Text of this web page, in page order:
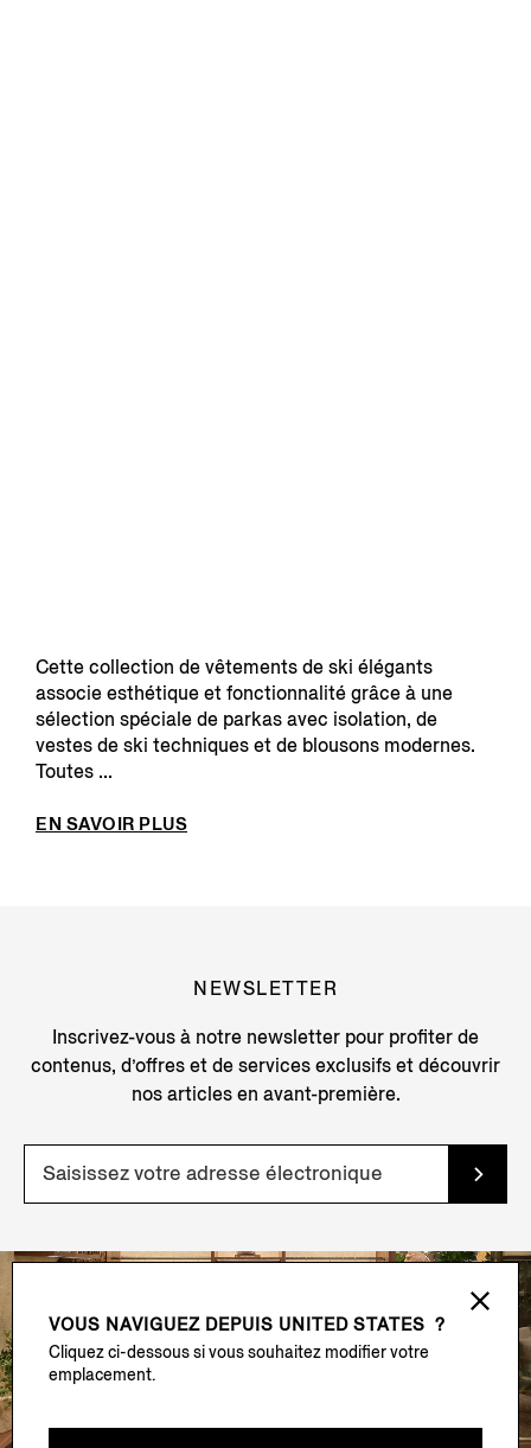
Cette collection de vêtements de ski élégants
associe esthétique et fonctionnalité grâce à une
sélection spéciale de parkas avec isolation, de
vestes de ski techniques et de blousons modernes.
Toutes ...
EN SAVOIR PLUS
NEWSLETTER
Inscrivez-vous à notre newsletter pour profiter de
contenus, d’offres et de services exclusifs et découvrir
nos articles en avant-première.
VOUS NAVIGUEZ DEPUIS UNITED STATES ?
Cliquez ci-dessous si vous souhaitez modifier votre
emplacement.